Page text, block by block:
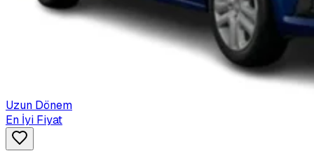
Uzun Dönem
En İyi Fiyat